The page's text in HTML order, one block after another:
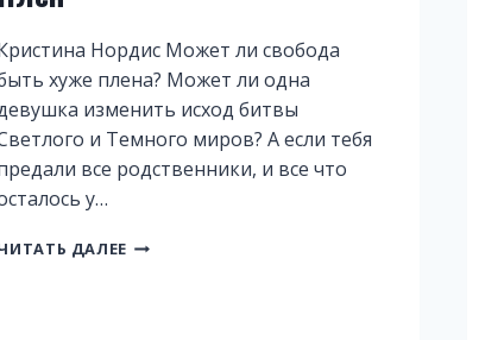
Нордис Может ли свобода
хуже плена? Может ли одна
изменить исход битвы
и Темного миров? А если тебя
все родственники, и все что
у…
ДАЛЕЕ ПЛЕН